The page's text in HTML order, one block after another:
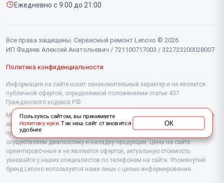
Контакты
Ежедневно с 9:00 до 21:00
Все права защищены. Сервисный ремонт Lenovo © 2026
ИП Фадеев Алексей Анатольевич / 721100717003 / 322723200028007
Политика конфиденциальности
Информация на сайте носит ознакомительный характер и не является
публичной офертой, определяемой положениями статьи 437
Гражданского кодекса РФ.
Мы специализируемся на обслуживании и ремонте техники Lenovo, но не
являемся их официальным представителем. Предоставляем
профессиональные услуги после истечения гарантии, а также
осуществляем диагностику и наладку продукции. Цены на сайте
ориентировочные и не являются офертой, актуальную стоимость
узнавайте у наших специалистов по телефонам на сайте. Упомянутый
бренд Lenovo используется нами лишь с целью информирования.
Пользуясь сайтом, вы принимаете
политику куки. Так наш сайт становится
удобнее
ОК